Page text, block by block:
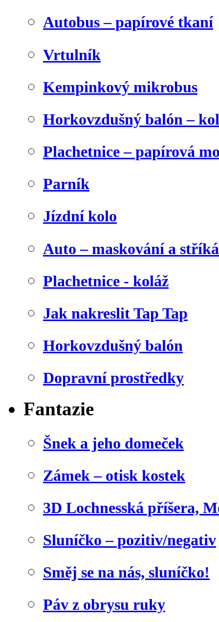
Autobus – papírové tkaní
Vrtulník
Kempinkový mikrobus
Horkovzdušný balón –
Plachetnice – papírová
Parník
Jízdní kolo
Auto – maskování a
Plachetnice - koláž
Jak nakreslit Tap Tap
Horkovzdušný balón
Dopravní prostředky
Fantazie
Šnek a jeho domeček
Zámek – otisk kostek
3D Lochnesská příšera,
Sluníčko – pozitiv/negativ
Směj se na nás, sluníčko!
Páv z obrysu ruky